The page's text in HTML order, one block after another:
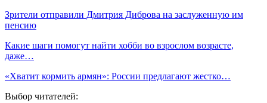
Зрители отправили Дмитрия Диброва на заслуженную им
пенсию
Какие шаги помогут найти хобби во взрослом возрасте,
даже…
«Хватит кормить армян»: России предлагают жестко…
Выбор читателей: